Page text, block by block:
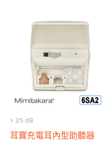
> 25 dB
耳寶充電耳內型助聽器